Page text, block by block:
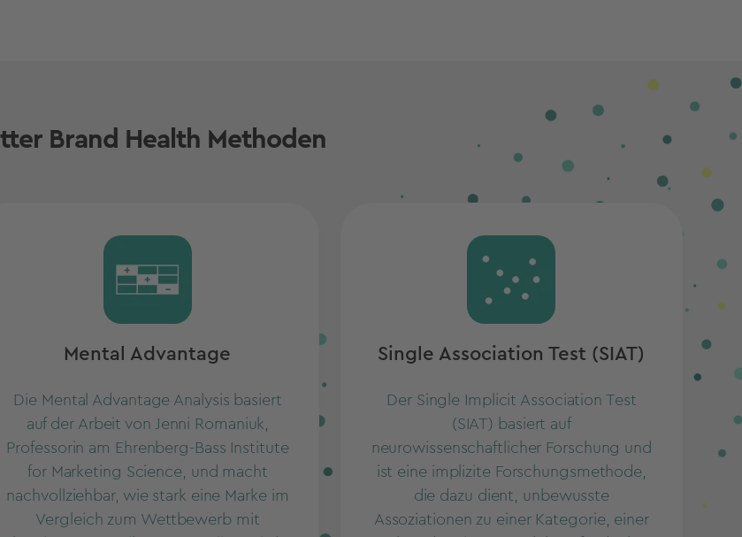
Brand Health Methoden
Mental Advantage
Die Mental Advantage Analysis basiert
auf der Arbeit von Jenni Romaniuk,
Professorin am Ehrenberg-Bass Institute
for Marketing Science , und macht
nachvollziehbar, wie stark eine Marke im
Vergleich zum Wettbewerb mit
Single Association Test (SIAT)
Der Single Implicit Association Test
(SIAT) basiert auf
neurowissenschaftlicher Forschung und
ist eine implizite Forschungsmethode,
die dazu dient, unbewusste
Assoziationen zu einer Kategorie, einer